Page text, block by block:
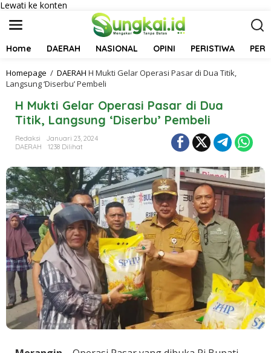
Lewati ke konten
Home DAERAH NASIONAL OPINI PERISTIWA
Homepage / DAERAH H Mukti Gelar Operasi Pasar di Dua Titik,
Langsung ‘Diserbu’ Pembeli
H Mukti Gelar Operasi Pasar di Dua
Titik, Langsung ‘Diserbu’ Pembeli
Redaksi
Januari 23, 2024
DAERAH
1238 Dilihat